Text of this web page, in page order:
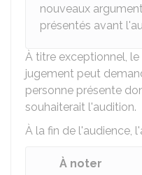
nouveaux
présentés avant
À titre exceptionnel,
jugement peut
personne présente
souhaiterait l'audition.
À la fin de l'audience,
À noter